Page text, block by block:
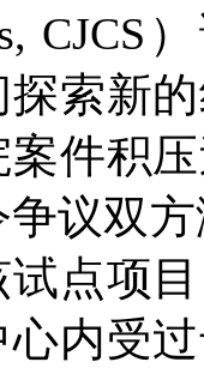
CJCS
探索新
案件积
议双
试点项
心内受